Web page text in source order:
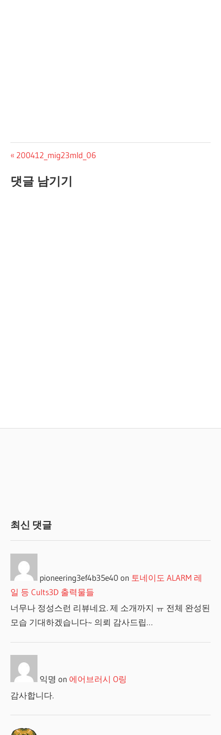
글
탐
Previous
200412_mig23mld_06
댓글 남기기
최신 댓글
pioneering3ef4b35e40 on 토네이도 ALARM 레
일 등 Cults3D 출력물들
너무나 정성스런 리뷰네요. 제 소개까지 ㅠ 전체 완성된
모습 기대하겠습니다~ 의뢰 감사드립…
익명 on 에어브러시 O링
감사합니다.